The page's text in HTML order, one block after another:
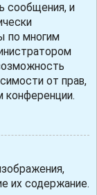
сообщения, и
по многим
от прав,
конференции.
их содержание.